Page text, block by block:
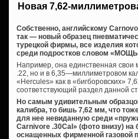
Новая 7,62-
Собственно, английскому
так — новый образец
турецкой фирмы, все изделия
среди подростков словом
Например, она единственная свои
.22, но и в 6,35—миллиметровом
«Hercules» как в «бигборовских»
соответствующий раздел данной
Но самым удивительным
калибра, то бишь 7,62 мм, что
для нее невиданную среди
Carnivore .30Cal» (фото внизу) на
оснащенных фирменной газовой